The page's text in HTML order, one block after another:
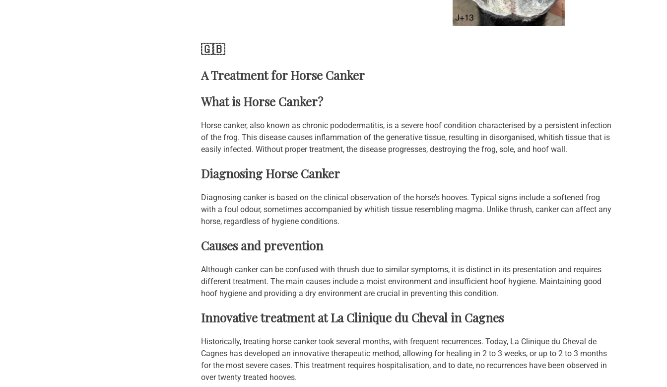
🇬🇧
A Treatment for Horse Canker
What is Horse Canker?
Horse canker, also known as chronic pododermatitis, is a severe hoof condition characterised by a persistent infection
of the frog. This disease causes inflammation of the generative tissue, resulting in disorganised, whitish tissue that is
easily infected. Without proper treatment, the disease progresses, destroying the frog, sole, and hoof wall.
Diagnosing Horse Canker
Diagnosing canker is based on the clinical observation of the horse’s hooves. Typical signs include a softened frog
with a foul odour, sometimes accompanied by whitish tissue resembling magma. Unlike thrush, canker can affect any
horse, regardless of hygiene conditions.
Causes and prevention
Although canker can be confused with thrush due to similar symptoms, it is distinct in its presentation and requires
different treatment. The main causes include a moist environment and insufficient hoof hygiene. Maintaining good
hoof hygiene and providing a dry environment are crucial in preventing this condition.
Innovative treatment at La Clinique du Cheval in Cagnes
Historically, treating horse canker took several months, with frequent recurrences. Today, La Clinique du Cheval de
Cagnes has developed an innovative therapeutic method, allowing for healing in 2 to 3 weeks, or up to 2 to 3 months
for the most severe cases. This treatment requires hospitalisation, and to date, no recurrences have been observed in
over twenty treated hooves.